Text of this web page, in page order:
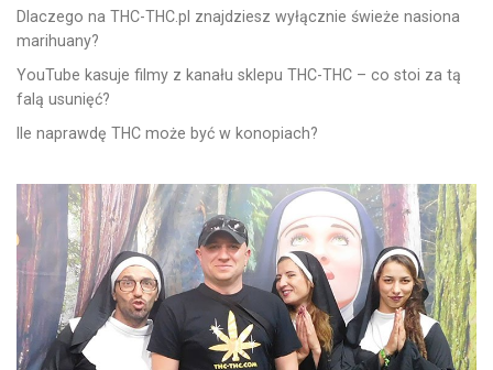
Dlaczego na THC-THC.pl znajdziesz wyłącznie świeże nasiona
marihuany?
YouTube kasuje filmy z kanału sklepu THC-THC – co stoi za tą
falą usunięć?
Ile naprawdę THC może być w konopiach?